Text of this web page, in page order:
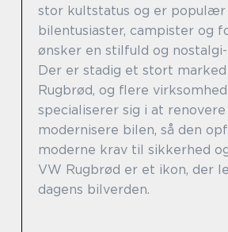
stor kultstatus og er populær
bilentusiaster, campister og
ønsker en stilfuld og
Der er stadig et stort
Rugbrød, og flere
specialiserer sig i at renovere
modernisere bilen, så den
moderne krav til sikkerhed
VW Rugbrød er et ikon, der
dagens bilverden.